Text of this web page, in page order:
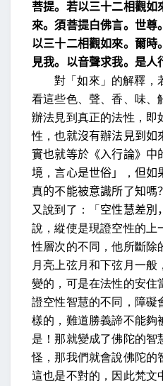
菩提。若以三十二相觀如
來。須菩提白佛言。世尊
以三十二相觀如來。 爾時
見我。以音聲求我。是人
對「如來」的解釋，
看這些色、聲、香、味、
辦法見到真正的法性，即
性，也就沒有辦法見到如
實也就等於《入行論》中
境 ，言心是世俗」 ， 但如
真的不能被意識所了知嗎
又說到了：「 空性慧差別
說，縱使是現證空性的上
性層次的不同，他所斷除
月亮上弦月和下弦月一般
變的，可是在法性的安住
證空性智慧的不同，障礙
樣的，難道勝義諦不能夠
是！那就變成了佛陀的智
怪，那我們就會說佛陀的
這也是不對的，因此梵文